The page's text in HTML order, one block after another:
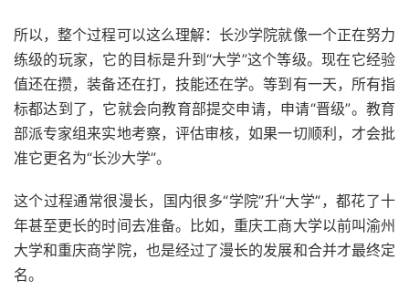
所以，整个过程可以这么理解：长沙学院就像一个正在努力
练级的玩家，它的目标是升到“大学”这个等级。现在它经验
值还在攒，装备还在打，技能还在学。等到有一天，所有指
标都达到了，它就会向教育部提交申请，申请“晋级”。教育
部派专家组来实地考察，评估审核，如果一切顺利，才会批
准它更名为“长沙大学”。
这个过程通常很漫长，国内很多“学院”升“大学”，都花了十
年甚至更长的时间去准备。比如，重庆工商大学以前叫渝州
大学和重庆商学院，也是经过了漫长的发展和合并才最终定
名。